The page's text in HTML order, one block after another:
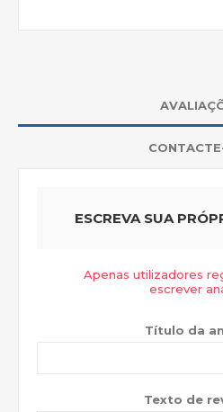
ESCREVA SUA
Apenas utilizadores
escrever
Título da
Texto de